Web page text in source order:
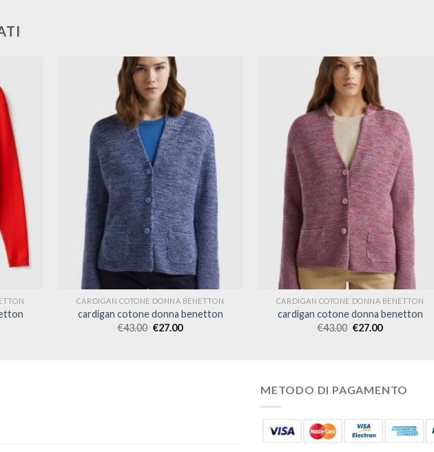
CARDIGAN COTONE DONNA BENETTON
cardigan cotone donna benetton
€43.00 €27.00
CARDIGAN COTONE DONNA BENETTON
cardigan cotone donna benetton
€43.00 €27.00
METODO DI PAGAMENTO